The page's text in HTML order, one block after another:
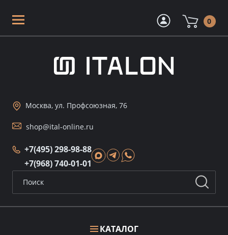
0
КАТАЛОГ
Москва, ул. Профсоюзная, 76
shop@ital-online.ru
+7(495) 298-98-88
+7(968) 740-01-01